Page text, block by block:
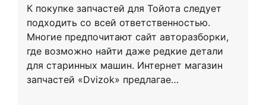
К покупке запчастей для Тойота следует
подходить со всей ответственностью.
Многие предпочитают сайт авторазборки,
где возможно найти даже редкие детали
для старинных машин. Интернет магазин
запчастей «Dvizok» предлагае…